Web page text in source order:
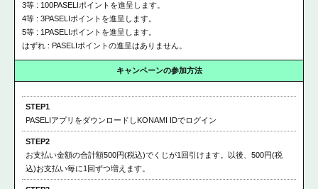
3等 : 100PASELIポイントを進呈します。
4等 : 3PASELIポイントを進呈します。
5等 : 1 PASELIポイントを進呈します。
はずれ : PASELIポイントの進呈はありません。
キャンペーンの参加方法
STEP1
PASELIアプリをダウンロードしKONAMI IDでログイン
STEP2
お支払い金額の合計額500円(税込)でくじが1回引けます。以後、500円(税
込)お支払い毎に1回ずつ増えます。